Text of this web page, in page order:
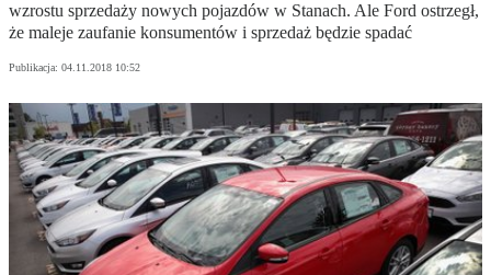
wzrostu sprzedaży nowych pojazdów w Stanach. Ale Ford ostrzegł,
że maleje zaufanie konsumentów i sprzedaż będzie spadać
Publikacja: 04.11.2018 10:52